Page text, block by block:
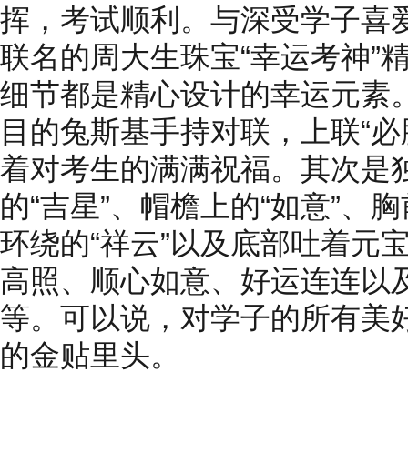
挥，考试顺利。与深受学子喜
联名的周大生珠宝“幸运考神”
细节都是精心设计的幸运元素
目的兔斯基手持对联，上联“
着对考生的满满祝福。其次是
的“吉星”、帽檐上的“如意”、
环绕的“祥云”以及底部吐着元
高照、顺心如意、好运连连以
等。可以说，对学子的所有美
的金贴里头。